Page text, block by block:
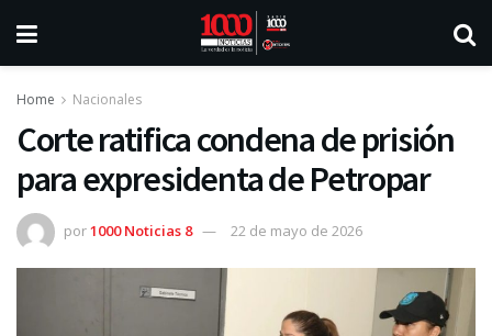
Home Nacionales
Corte ratifica condena de prisión
para expresidenta de Petropar
por1000 Noticias 8 22 de mayo de 2026